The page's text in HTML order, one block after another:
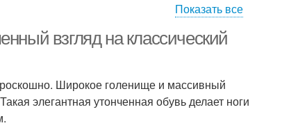
Показать все
взгляд на классический
Широкое голенище и массивный
элегантная утонченная обувь делает ноги